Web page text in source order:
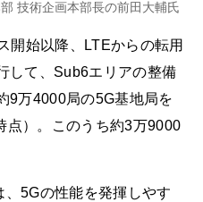
技術企画本部長の前田大輔氏
開始以降、LTEからの転用
して、Sub6エリアの整備
9万4000局の5G基地局を
点）。このうち約3万9000
5Gの性能を発揮しやす